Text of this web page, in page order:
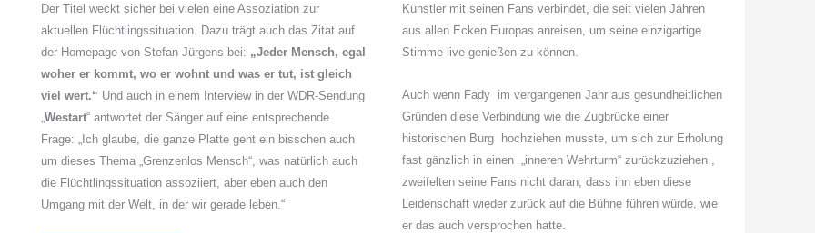
Der Titel weckt sicher bei vielen eine Assoziation zur
aktuellen Flüchtlingssituation. Dazu trägt auch das Zitat auf
der Homepage von Stefan Jürgens bei: „Jeder Mensch, egal
woher er kommt, wo er wohnt und was er tut, ist gleich
viel wert.“ Und auch in einem Interview in der WDR-Sendung
„Westart“ antwortet der Sänger auf eine entsprechende
Frage: „Ich glaube, die ganze Platte geht ein bisschen auch
um dieses Thema „Grenzenlos Mensch“, was natürlich auch
die Flüchtlingssituation assoziiert, aber eben auch den
Umgang mit der Welt, in der wir gerade leben.“
Künstler mit seinen Fans verbindet, die seit vielen Jahren
aus allen Ecken Europas anreisen, um seine einzigartige
Stimme live genießen zu können.
Auch wenn Fady im vergangenen Jahr aus gesundheitlichen
Gründen diese Verbindung wie die Zugbrücke einer
historischen Burg hochziehen musste, um sich zur Erholung
fast gänzlich in einen „inneren Wehrturm“ zurückzuziehen ,
zweifelten seine Fans nicht daran, dass ihn eben diese
Leidenschaft wieder zurück auf die Bühne führen würde, wie
er das auch versprochen hatte.